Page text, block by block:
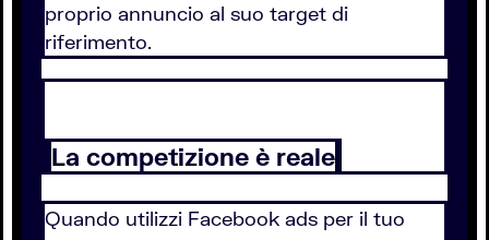
proprio annuncio al suo target di
riferimento.
La competizione è reale
Quando utilizzi Facebook ads per il tuo